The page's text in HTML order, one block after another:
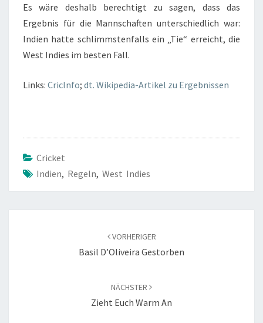
Es wäre deshalb berechtigt zu sagen, dass das
Ergebnis für die Mannschaften unterschiedlich war:
Indien hatte schlimmstenfalls ein „Tie“ erreicht, die
West Indies im besten Fall.
Links: CricInfo; dt. Wikipedia-Artikel zu Ergebnissen
Cricket
Indien, Regeln, West Indies
VORHERIGER
Basil D’Oliveira Gestorben
NÄCHSTER
Zieht Euch Warm An